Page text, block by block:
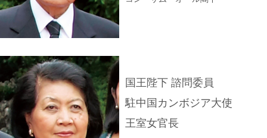
国王陛下 諮問委員
駐中国カンボジア大使
王室女官長